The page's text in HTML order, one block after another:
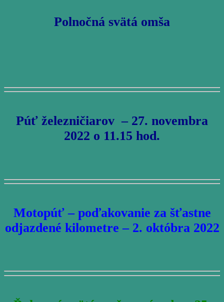
Polnočná svätá omša
Púť železničiarov – 27. novembra
2022 o 11.15 hod.
Motopúť – poďakovanie za šťastne
odjazdené kilometre – 2. októbra 2022